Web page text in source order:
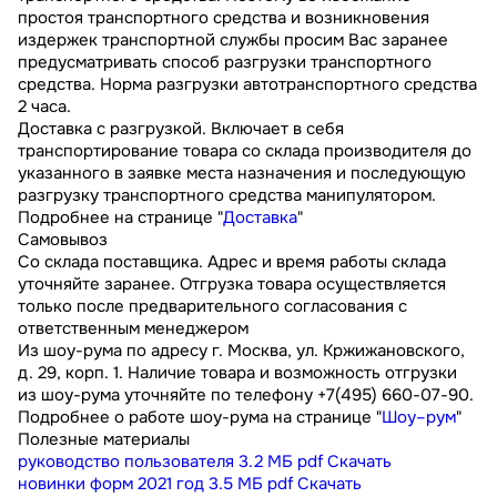
простоя транспортного средства и возникновения
издержек транспортной службы просим Вас заранее
предусматривать способ разгрузки транспортного
средства. Норма разгрузки автотранспортного средства
2 часа.
Доставка с разгрузкой. Включает в себя
транспортирование товара со склада производителя до
указанного в заявке места назначения и последующую
разгрузку транспортного средства манипулятором.
Подробнее на странице "Доставка"
Самовывоз
Со склада поставщика. Адрес и время работы склада
уточняйте заранее. Отгрузка товара осуществляется
только после предварительного согласования с
ответственным менеджером
Из шоу-рума по адресу г. Москва, ул. Кржижановского,
д. 29, корп. 1. Наличие товара и возможность отгрузки
из шоу-рума уточняйте по телефону +7(495) 660-07-90.
Подробнее о работе шоу-рума на странице "Шоу–рум"
Полезные материалы
руководство пользователя 3.2 МБ pdf Скачать
новинки форм 2021 год 3.5 МБ pdf Скачать